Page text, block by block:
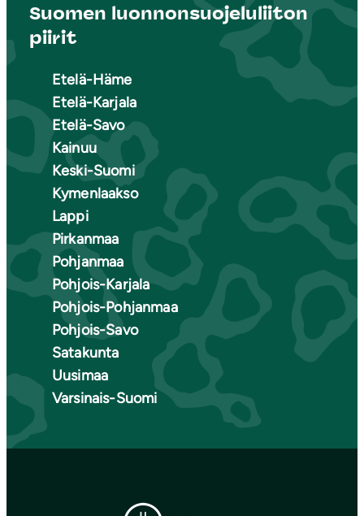
Suomen luonnonsuojeluliiton
piirit
Etelä-Häme
Etelä-Karjala
Etelä-Savo
Kainuu
Keski-Suomi
Kymenlaakso
Lappi
Pirkanmaa
Pohjanmaa
Pohjois-Karjala
Pohjois-Pohjanmaa
Pohjois-Savo
Satakunta
Uusimaa
Varsinais-Suomi